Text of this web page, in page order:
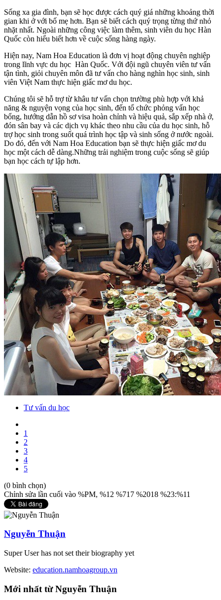
Sống xa gia đình, bạn sẽ học được cách quý giá những khoảng thời
gian khi ở với bố mẹ hơn. Bạn sẽ biết cách quý trọng từng thứ nhỏ
nhặt nhất. Ngoài những công việc làm thêm, sinh viên du học Hàn
Quốc còn hiểu biết hơn về cuộc sống hàng ngày.
Hiện nay, Nam Hoa Education là đơn vị hoạt động chuyên nghiệp
trong lĩnh vực du học Hàn Quốc. Với đội ngũ chuyên viên tư vấn
tận tình, giỏi chuyên môn đã tư vấn cho hàng nghìn học sinh, sinh
viên Việt Nam thực hiện giấc mơ du học.
Chúng tôi sẽ hỗ trợ từ khâu tư vấn chọn trường phù hợp với khả
năng & nguyện vọng của học sinh, đến tổ chức phỏng vấn học
bổng, hướng dẫn hồ sơ visa hoàn chỉnh và hiệu quả, sắp xếp nhà ở,
đón sân bay và các dịch vụ khác theo nhu cầu của du học sinh, hỗ
trợ học sinh trong suốt quá trình học tập và sinh sống ở nước ngoài.
Do đó, đến với Nam Hoa Education bạn sẽ thực hiện giấc mơ du
học một cách dễ dàng.Những trải nghiệm trong cuộc sống sẽ giúp
bạn học cách tự lập hơn.
Tư vấn du học
1
2
3
4
5
(0 bình chọn)
Chỉnh sửa lần cuối vào %PM, %12 %717 %2018 %23:%11
Nguyễn Thuận
Super User has not set their biography yet
Website: education.namhoagroup.vn
Mới nhất từ Nguyễn Thuận